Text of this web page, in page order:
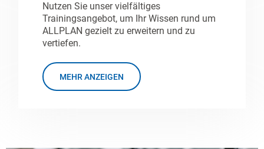
Nutzen Sie unser vielfältiges
Trainingsangebot, um Ihr Wissen rund um
ALLPLAN gezielt zu erweitern und zu
vertiefen.
MEHR ANZEIGEN